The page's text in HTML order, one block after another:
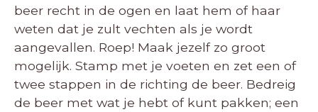
beer recht in de ogen en laat hem of haar
weten dat je zult vechten als je wordt
aangevallen. Roep! Maak jezelf zo groot
mogelijk. Stamp met je voeten en zet een of
twee stappen in de richting de beer. Bedreig
de beer met wat je hebt of kunt pakken; een